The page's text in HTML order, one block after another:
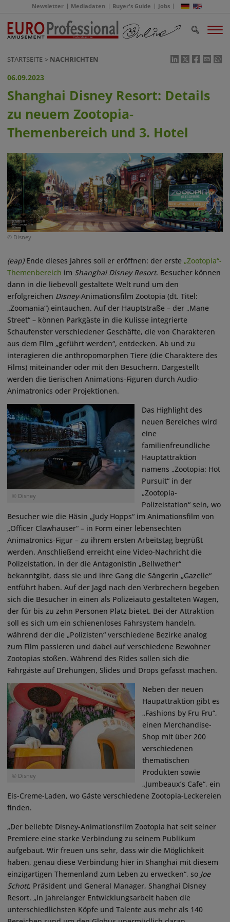
Newsletter Mediadaten Buyer's Guide Jobs
STARTSEITE NACHRICHTEN
06.09.2023
Shanghai Disney Resort: Details
zu neuem Zootopia-
Themenbereich und 3. Hotel
© Disney
(eap)Ende dieses Jahres soll er eröffnen: der erste „Zootopia“-
Themenbereich im Shanghai Disney Resort. Besucher können
dann in die liebevoll gestaltete Welt rund um den
erfolgreichen Disney-Animationsfilm Zootopia (dt. Titel:
„Zoomania“) eintauchen. Auf der Hauptstraße – der „Mane
Street“ – können Parkgäste in die Kulisse integrierte
Schaufenster verschiedener Geschäfte, die von Charakteren
aus dem Film „geführt werden“, entdecken. Ab und zu
interagieren die anthropomorphen Tiere (die Charaktere des
Films) miteinander oder mit den Besuchern. Dargestellt
werden die tierischen Animations-Figuren durch Audio-
Animatronics oder Projektionen.
© Disney
Das Highlight des
neuen Bereiches wird
eine
familienfreundliche
Hauptattraktion
namens „Zootopia: Hot
Pursuit“ in der
„Zootopia-
Polizeistation“ sein, wo
Besucher wie die Häsin „Judy Hopps“ im Animationsfilm von
„Officer Clawhauser“ – in Form einer lebensechten
Animatronics-Figur – zu ihrem ersten Arbeitstag begrüßt
werden. Anschließend erreicht eine Video-Nachricht die
Polizeistation, in der die Antagonistin „Bellwether“
bekanntgibt, dass sie und ihre Gang die Sängerin „Gazelle“
entführt haben. Auf der Jagd nach den Verbrechern begeben
sich die Besucher in einen als Polizeiauto gestalteten Wagen,
der für bis zu zehn Personen Platz bietet. Bei der Attraktion
soll es sich um ein schienenloses Fahrsystem handeln,
während der die „Polizisten“ verschiedene Bezirke analog
zum Film passieren und dabei auf verschiedene Bewohner
Zootopias stoßen. Während des Rides sollen sich die
Fahrgäste auf Drehungen, Slides und Drops gefasst machen.
© Disney
Neben der neuen
Haupattraktion gibt es
„Fashions by Fru Fru“,
einen Merchandise-
Shop mit über 200
verschiedenen
thematischen
Produkten sowie
„Jumbeaux’s Cafe“, ein
Eis-Creme-Laden, wo Gäste verschiedene Zootopia-Leckereien
finden.
„Der beliebte Disney-Animationsfilm Zootopia hat seit seiner
Premiere eine starke Verbindung zu seinem Publikum
aufgebaut. Wir freuen uns sehr, dass wir die Möglichkeit
haben, genau diese Verbindung hier in Shanghai mit diesem
einzigartigen Themenland zum Leben zu erwecken“, so Joe
Schott, Präsident und General Manager, Shanghai Disney
Resort. „In jahrelanger Entwicklungsarbeit haben die
unterschiedlichsten Köpfe und Talente aus mehr als 140